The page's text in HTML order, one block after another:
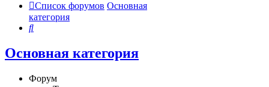
Список форумов Основная
категория
Поиск
Основная категория
Форум